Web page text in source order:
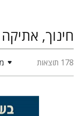
חינוך, אתיקה
178 תוצאות